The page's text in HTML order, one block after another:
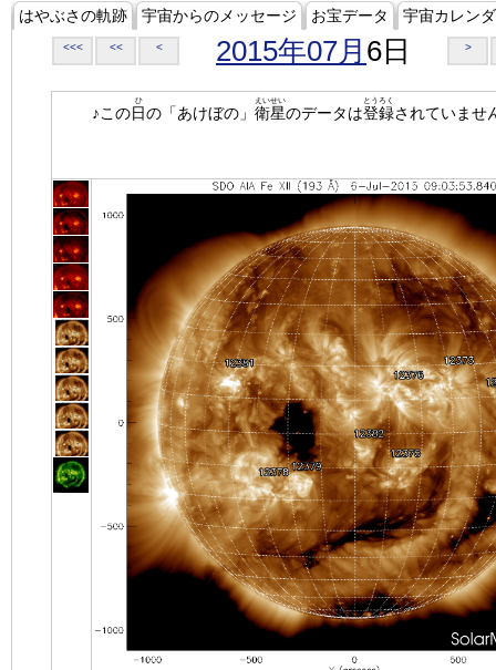
はやぶさの軌跡 宇宙からのメッセージ お宝データ 宇宙カレン
<<< << < 2015年07月 6日 >
♪この日
ひ
の「あけぼの」 衛星
えいせい
のデータは登録
とうろく
されていませ